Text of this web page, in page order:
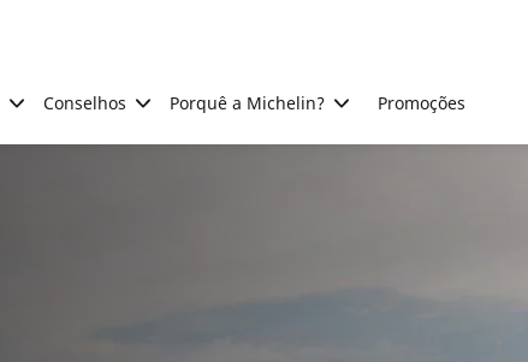
Conselhos Porquê a Michelin? Promoções